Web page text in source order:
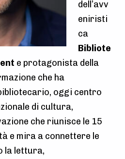
dell’avv
eniristi
ca
Bibliote
e protagonista della
che ha
oggi centro
di cultura,
che riunisce le 15
e mira a connettere le
la lettura,